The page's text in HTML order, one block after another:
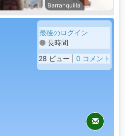
Barranquilla
最後のログイン
長時間
28 ビュー | 0 コメント